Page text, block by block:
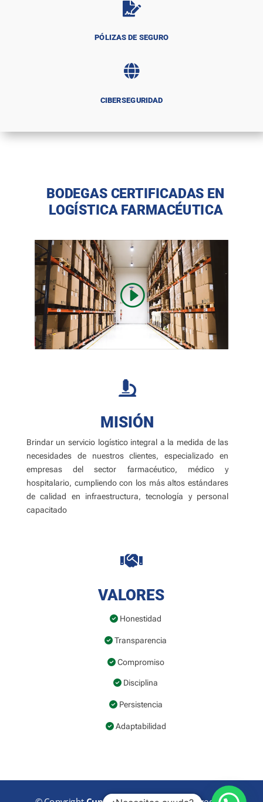

PÓLIZAS DE SEGURO

CIBERSEGURIDAD
BODEGAS CERTIFICADAS EN
LOGÍSTICA FARMACÉUTICA

MISIÓN
Brindar un servicio logístico integral a la medida de las
necesidades de nuestros clientes, especializado en
empresas del sector farmacéutico, médico y
hospitalario, cumpliendo con los más altos estándares
de calidad en infraestructura, tecnología y personal
capacitado

VALORES
Honestidad
Transparencia
Compromiso
Disciplina
Persistencia
Adaptabilidad